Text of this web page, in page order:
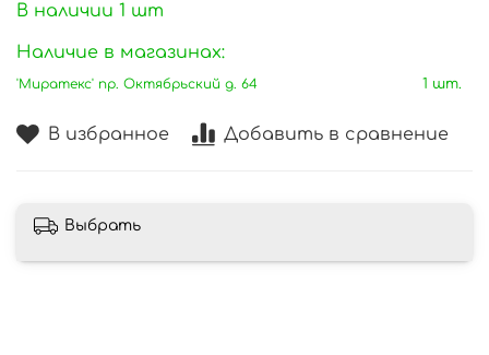
В избранное Добавить в сравнение
В наличии 1 шт
Наличие в магазинах:
'Миратекс' пр. Октябрьский д. 64 1 шт.
Выбрать